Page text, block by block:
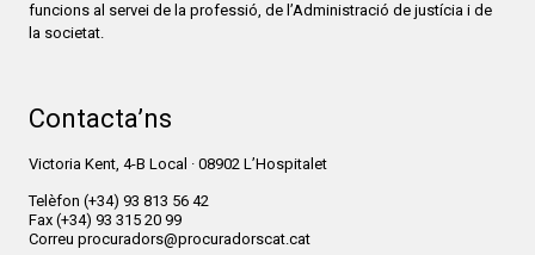
funcions al servei de la professió, de l’Administració de justícia i de
la societat.
Contacta’ns
Victoria Kent, 4-B Local · 08902 L’Hospitalet
Telèfon (+34) 93 813 56 42
Fax (+34) 93 315 20 99
Correu procuradors@procuradorscat.cat